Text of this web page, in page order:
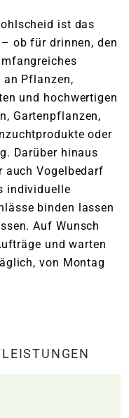
ist das
ob für drinnen, den
Pflanzen,
und hochwertigen
Gartenpflanzen,
oder
Darüber hinaus
auch Vogelbedarf
individuelle
binden lassen
Auf Wunsch
und warten
von Montag